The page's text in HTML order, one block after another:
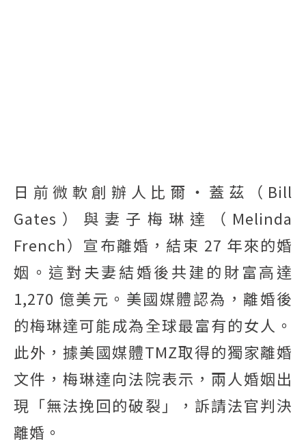
日前微軟創辦人比爾‧蓋茲（Bill
Gates）與妻子梅琳達（Melinda
French）宣布離婚，結束 27 年來的婚
姻。這對夫妻結婚後共建的財富高達
1,270 億美元。美國媒體認為，離婚後
的梅琳達可能成為全球最富有的女人。
此外，據美國媒體TMZ取得的獨家離婚
文件，梅琳達向法院表示，兩人婚姻出
現「無法挽回的破裂」，訴請法官判決
離婚。